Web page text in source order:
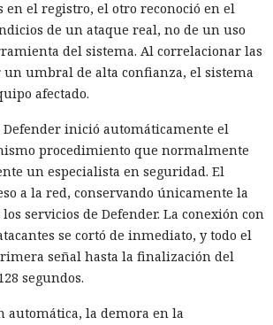
en el registro, el otro reconoció en el
de un ataque real, no de un uso
del sistema. Al correlacionar las
un umbral de alta confianza, el sistema
afectado.
Defender inició automáticamente el
procedimiento que normalmente
un especialista en seguridad. El
a la red, conservando únicamente la
servicios de Defender. La conexión con
se cortó de inmediato, y todo el
señal hasta la finalización del
segundos.
automática, la demora en la